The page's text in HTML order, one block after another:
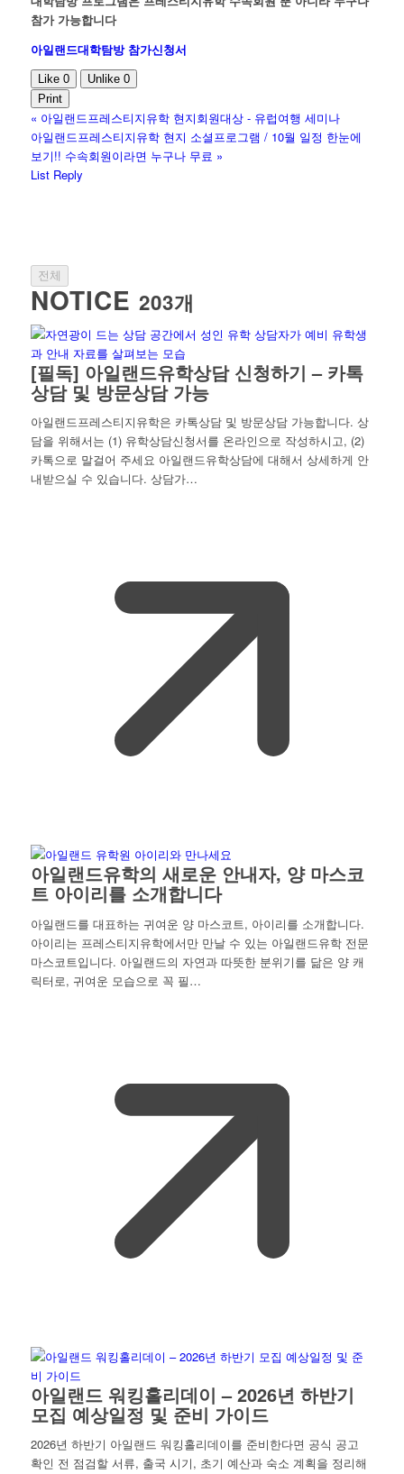
참가 가능합니다
아일랜드대학탐방 참가신청서
Like 0 Unlike 0
Print
« 아일랜드프레스티지유학 현지회원대상 - 유럽여행 세미나
아일랜드프레스티지유학 현지 소셜프로그램 / 10월 일정 한눈에
보기!! 수속회원이라면 누구나 무료 »
List Reply
전체
NOTICE 203개
[필독] 아일랜드유학상담 신청하기 – 카톡
상담 및 방문상담 가능
아일랜드프레스티지유학은 카톡상담 및 방문상담 가능합니다. 상
담을 위해서는 (1) 유학상담신청서를 온라인으로 작성하시고, (2)
카톡으로 말걸어 주세요 아일랜드유학상담에 대해서 상세하게 안
내받으실 수 있습니다. 상담가…
아일랜드유학의 새로운 안내자, 양 마스코
트 아이리를 소개합니다
아일랜드를 대표하는 귀여운 양 마스코트, 아이리를 소개합니다.
아이리는 프레스티지유학에서만 만날 수 있는 아일랜드유학 전문
마스코트입니다. 아일랜드의 자연과 따뜻한 분위기를 닮은 양 캐
릭터로, 귀여운 모습으로 꼭 필…
아일랜드 워킹홀리데이 – 2026년 하반기
모집 예상일정 및 준비 가이드
2026년 하반기 아일랜드 워킹홀리데이를 준비한다면 공식 공고
확인 전 점검할 서류, 출국 시기, 초기 예산과 숙소 계획을 정리해